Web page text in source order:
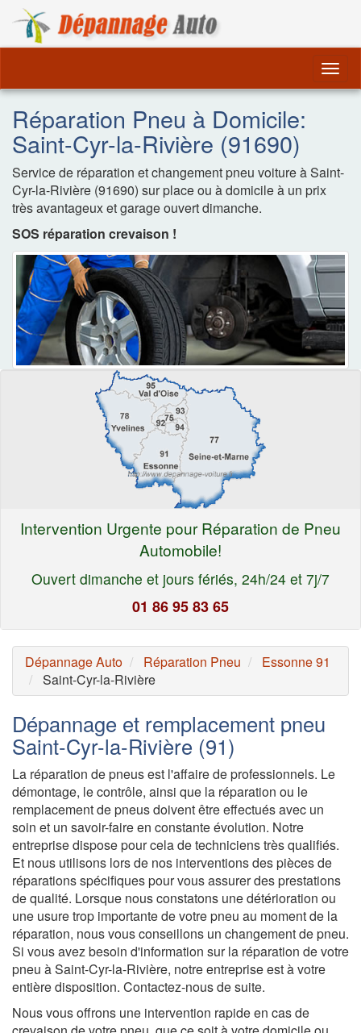
Réparation Pneu à Domicile:
Saint-Cyr-la-Rivière (91690)
Service de réparation et changement pneu voiture à Saint-
Cyr-la-Rivière (91690) sur place ou à domicile à un prix
très avantageux et garage ouvert dimanche.
SOS réparation crevaison !
Intervention Urgente pour Réparation de Pneu
Automobile!
Ouvert dimanche et jours fériés, 24h/24 et 7j/7
01 86 95 83 65
Dépannage Auto Réparation Pneu
Essonne 91
Saint-Cyr-la-Rivière
Dépannage et remplacement pneu
Saint-Cyr-la-Rivière (91)
La réparation de pneus est l'affaire de professionnels. Le
démontage, le contrôle, ainsi que la réparation ou le
remplacement de pneus doivent être effectués avec un
soin et un savoir-faire en constante évolution. Notre
entreprise dispose pour cela de techniciens très qualifiés.
Et nous utilisons lors de nos interventions des pièces de
réparations spécifiques pour vous assurer des prestations
de qualité. Lorsque nous constatons une détérioration ou
une usure trop importante de votre pneu au moment de la
réparation, nous vous conseillons un changement de pneu.
Si vous avez besoin d'information sur la réparation de votre
pneu à Saint-Cyr-la-Rivière, notre entreprise est à votre
entière disposition. Contactez-nous de suite.
Nous vous offrons une intervention rapide en cas de